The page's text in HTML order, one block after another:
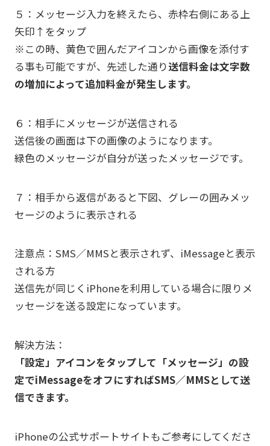
５：メッセージ入力を終えたら、赤枠右側にある上
矢印↑をタップ
※この時、黄色で囲んだアイコンから画像を添付す
る事も可能ですが、先述した通り送信料金は文字数
の増加によって追加料金が発生します。
６：相手にメッセージが送信される
送信後の画面は下の画像のようになります。
緑色のメッセージが自分が送ったメッセージです。
７：相手から返信があると下図、グレーの囲みメッ
セージのように表示される
注意点：SMS／MMSと表示されず、iMessageと表示
される方
送信先が同じくiPhoneを利用している場合に限りメ
ッセージを送る設定になっています。
解決方法：
「設定」アイコンをタップして「メッセージ」の設
定でiMessageをオフにすればSMS／MMSとして送
信できます。
iPhoneの公式サポートサイトもご参考にしてくださ